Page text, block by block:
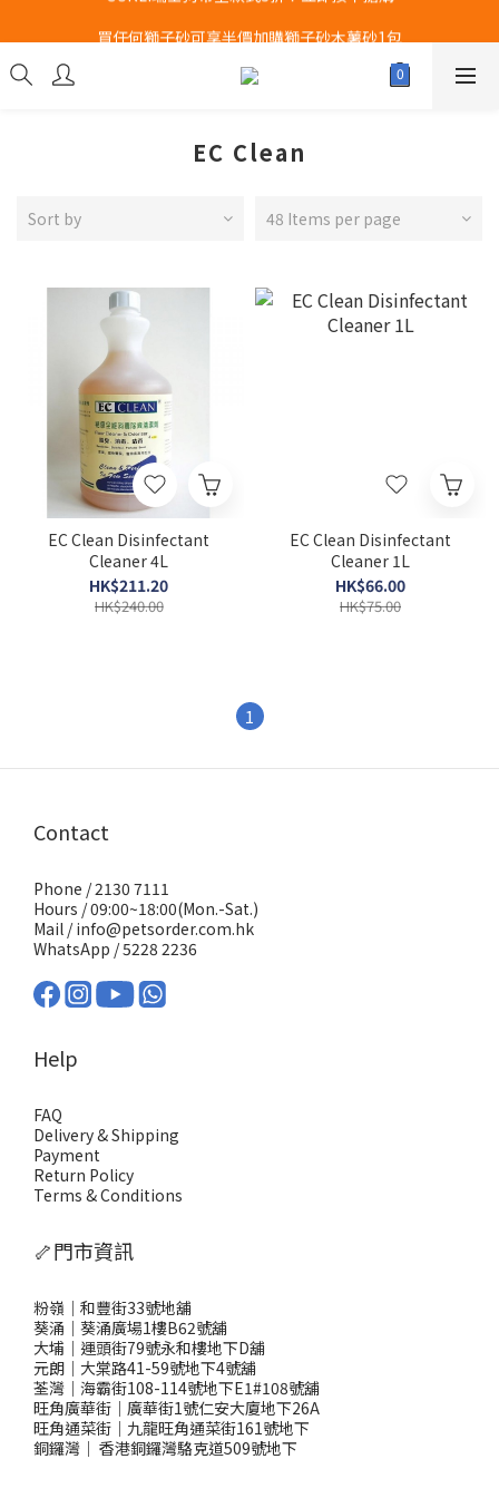
買任何獅子砂可享半價加購獅子砂木薯砂1包
Airbuggy 全線現貨8折！立即點擊火速搶購
EC Clean
Sort by 48 Items per page
EC Clean Disinfectant
Cleaner 4L
HK$211.20
HK$240.00
EC Clean Disinfectant
Cleaner 1L
HK$66.00
HK$75.00
1
Contact
Phone / 2130 7111
Hours / 09:00~18:00(Mon.-Sat.)
Mail / info@petsorder.com.hk
WhatsApp /5228 2236
Help
FAQ
Delivery & Shipping
Payment
Return Policy
Terms & Conditions
🦴門市資訊
粉嶺｜和豐街33號地舖
葵涌｜葵涌廣場1樓B62號舖
大埔｜運頭街79號永和樓地下D舖
元朗｜大棠路41-59號地下4號舖
荃灣｜海霸街108-114號地下E1#108號舖
旺角廣華街｜廣華街1號仁安大廈地下26A
旺角通菜街｜九龍旺角通菜街161號地下
銅鑼灣 ｜ 香港銅鑼灣駱克道509號地下